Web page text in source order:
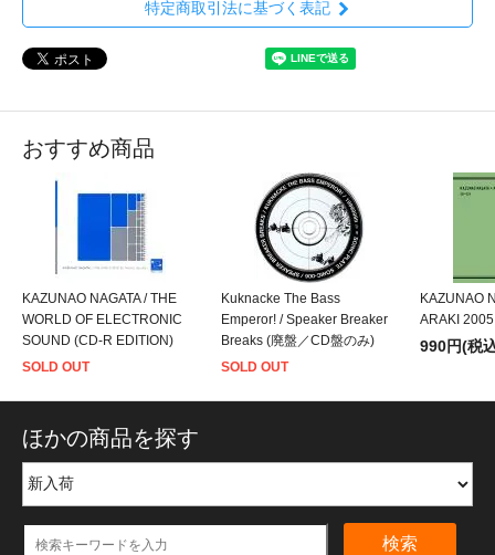
特定商取引法に基づく表記
おすすめ商品
KAZUNAO NAGATA / THE
WORLD OF ELECTRONIC
SOUND (CD-R EDITION)
SOLD OUT
Kuknacke The Bass
Emperor! / Speaker Breaker
Breaks (廃盤／CD盤のみ)
SOLD OUT
KAZUNAO
ARAKI
990円(税
ほかの商品を探す
検索